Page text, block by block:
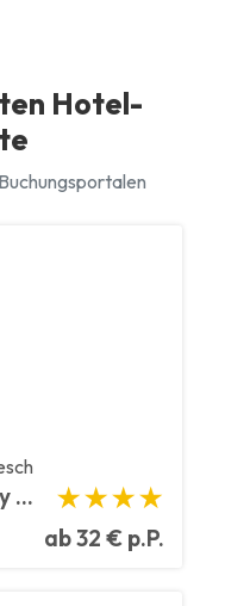
Hotel-
Riad Lalla Khadija Moulaty & SPA ★★★★
ab 32 € p.P.